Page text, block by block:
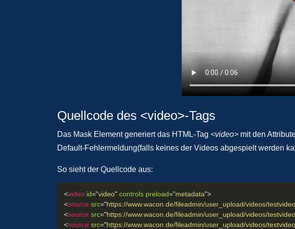
Quellcode des <video>-Tags
Das Mask Element generiert das HTML-Tag <video> mit den
Default-Fehlermeldung(falls keines der Videos abgespielt werden
So sieht der Quellcode aus:
<video id="video" controls preload="metadata">
<source src="https://www.wacon.de/fileadmin/user_upload/videos/
<source src="https://www.wacon.de/fileadmin/user_upload/videos/
<source src="https://www.wacon.de/fileadmin/user_upload/videos/